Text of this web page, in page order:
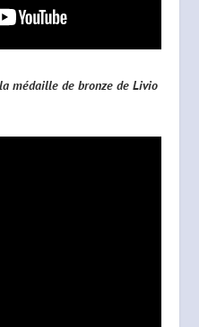
médaille de bronze de Livio